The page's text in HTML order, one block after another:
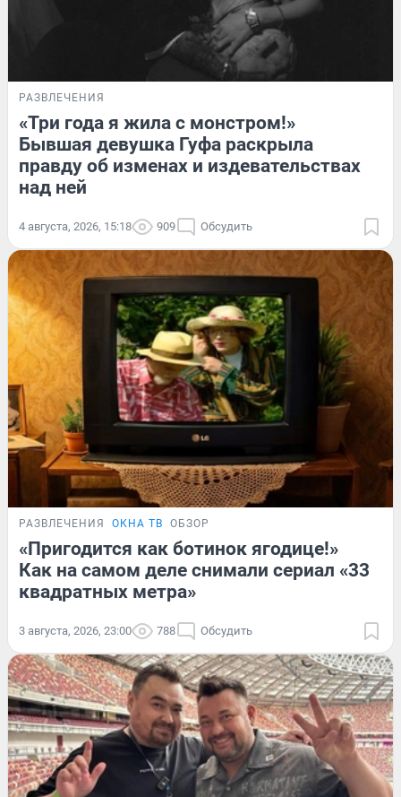
РАЗВЛЕЧЕНИЯ
«Три года я жила с монстром!»
Бывшая девушка Гуфа раскрыла
правду об изменах и издевательствах
над ней
4 августа, 2026, 15:18 909 Обсудить
РАЗВЛЕЧЕНИЯ ОКНА ТВ ОБЗОР
«Пригодится как ботинок ягодице!»
Как на самом деле снимали сериал «33
квадратных метра»
3 августа, 2026, 23:00 788 Обсудить